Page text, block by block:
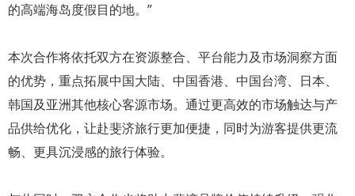
的高端海岛度假目的地。”
本次合作将依托双方在资源整合、平台能力及市场洞察方面
的优势，重点拓展中国大陆、中国香港、中国台湾、日本、
韩国及亚洲其他核心客源市场。通过更高效的市场触达与产
品供给优化，让赴斐济旅行更加便捷，同时为游客提供更流
畅、更具沉浸感的旅行体验。